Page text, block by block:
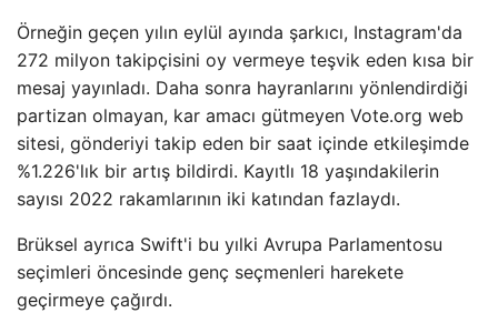
Örneğin geçen yılın eylül ayında şarkıcı, Instagram'da
272 milyon takipçisini oy vermeye teşvik eden kısa bir
mesaj yayınladı. Daha sonra hayranlarını yönlendirdiği
partizan olmayan, kar amacı gütmeyen Vote.org web
sitesi, gönderiyi takip eden bir saat içinde etkileşimde
%1.226'lık bir artış bildirdi. Kayıtlı 18 yaşındakilerin
sayısı 2022 rakamlarının iki katından fazlaydı.
Brüksel ayrıca Swift'i bu yılki Avrupa Parlamentosu
seçimleri öncesinde genç seçmenleri harekete
geçirmeye çağırdı.